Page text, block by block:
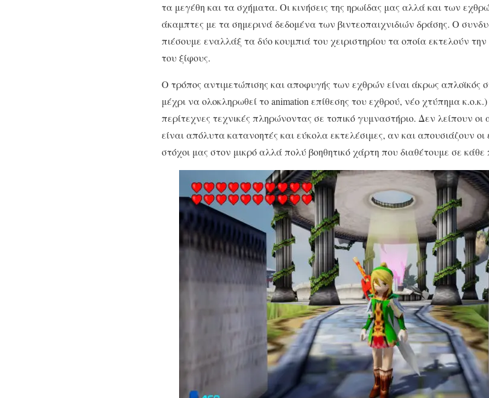
τα μεγέθη και τα σχήματα. Οι κινήσεις της ηρωίδας μας αλλά και των
άκαμπτες με τα σημερινά δεδομένα των βιντεοπαιχνιδιών δράσης. Ο
πιέσουμε εναλλάξ τα δύο κουμπιά του χειριστηρίου τα οποία εκτελούν την
του ξίφους.
Ο τρόπος αντιμετώπισης και αποφυγής των εχθρών είναι άκρως απλοϊκός
μέχρι να ολοκληρωθεί το animation επίθεσης του εχθρού, νέο χτύπημα
περίτεχνες τεχνικές πληρώνοντας σε τοπικό γυμναστήριο. Δεν λείπουν οι
είναι απόλυτα κατανοητές και εύκολα εκτελέσιμες, αν και απουσιάζουν οι
στόχοι μας στον μικρό αλλά πολύ βοηθητικό χάρτη που διαθέτουμε σε κάθε